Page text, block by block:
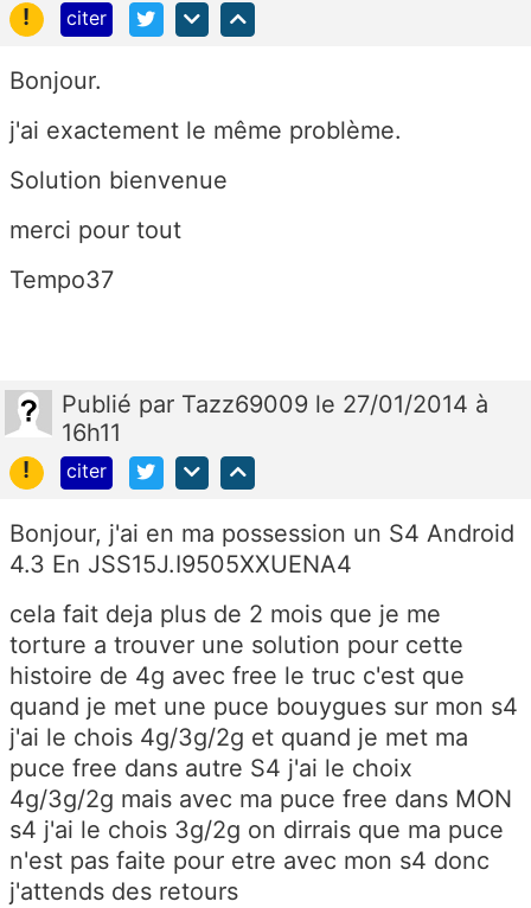
!
citer
Bonjour.
j'ai exactement le même problème.
Solution bienvenue
merci pour tout
Tempo37
Publié par Tazz69009 le 27/01/2014 à
16h11
!
citer
Bonjour, j'ai en ma possession un S4 Android
4.3 En JSS15J.I9505XXUENA4
cela fait deja plus de 2 mois que je me
torture a trouver une solution pour cette
histoire de 4g avec free le truc c'est que
quand je met une puce bouygues sur mon s4
j'ai le chois 4g/3g/2g et quand je met ma
puce free dans autre S4 j'ai le choix
4g/3g/2g mais avec ma puce free dans MON
s4 j'ai le chois 3g/2g on dirrais que ma puce
n'est pas faite pour etre avec mon s4 donc
j'attends des retours